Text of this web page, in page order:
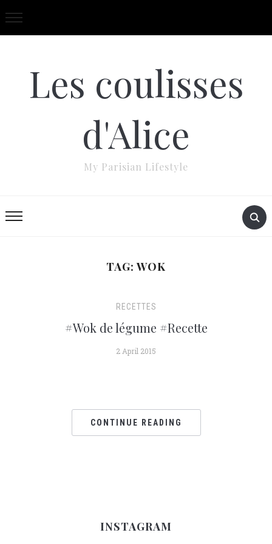
Les coulisses
d'Alice
My Parisian Lifestyle
TAG: WOK
RECETTES
#Wok de légume #Recette
2 April 2015
CONTINUE READING
INSTAGRAM